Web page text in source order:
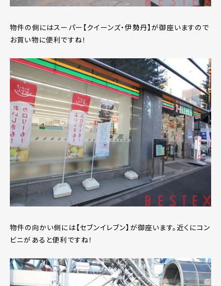
物件の側にはスーパー【クイーンズ・伊勢丹】が御座いますので
お買い物に便利ですね！
物件の向かい側には【セブンイレブン】が御座います。近くにコン
ビニがあると便利ですね！